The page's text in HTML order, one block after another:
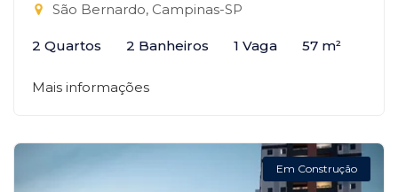
São Bernardo, Campinas-SP
2 Quartos 2 Banheiros 1 Vaga 57 m²
Mais informações
Em Construção